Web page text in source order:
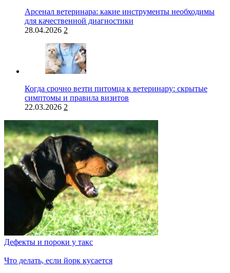
Арсенал ветеринара: какие инструменты необходимы
для качественной диагностики
28.04.2026 2
Когда срочно везти питомца к ветеринару: скрытые
симптомы и правила визитов
22.03.2026 2
Дефекты и пороки у такс
Что делать, если йорк кусается